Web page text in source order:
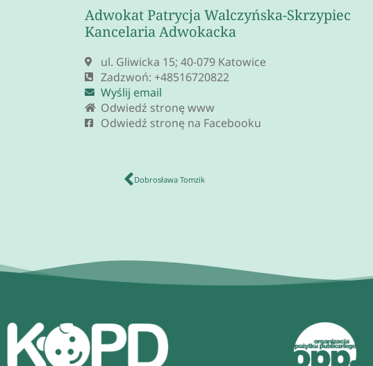
Adwokat Patrycja Walczyńska-Skrzypiec
Kancelaria Adwokacka
ul. Gliwicka 15; 40-079 Katowice
Zadzwoń: +48516720822
Wyślij email
Odwiedź stronę www
Odwiedź stronę na Facebooku
Dobrosława Tomzik